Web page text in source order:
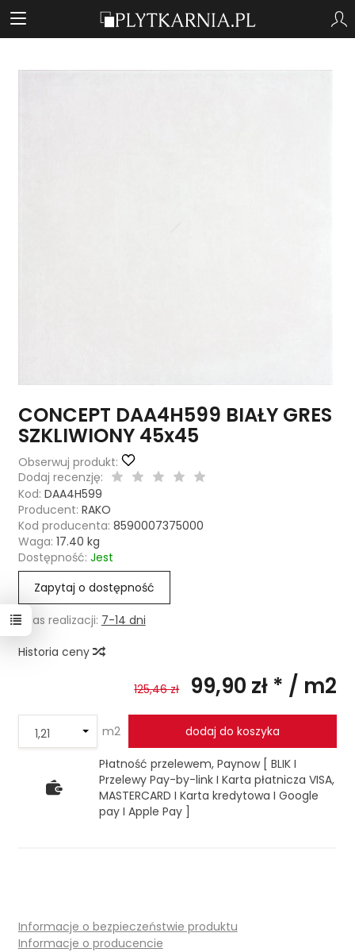
CONCEPT DAA4H599 BIAŁY GRES
SZKLIWIONY 45x45
Obserwuj produkt:
Dodaj recenzję:
Kod: DAA4H599
Producent: RAKO
Kod producenta: 8590007375000
Waga: 17.40 kg
Dostępność: Jest
Zapytaj o dostępność
Czas realizacji: 7-14 dni
Historia ceny
125,46 zł 99,90 zł * / m2
m2 dodaj do koszyka
Płatność przelewem, Paynow [ BLIK I
Przelewy Pay-by-link I Karta płatnicza VISA,
MASTERCARD I Karta kredytowa I Google
pay I Apple Pay ]
Informacje o bezpieczeństwie produktu
Informacje o producencie